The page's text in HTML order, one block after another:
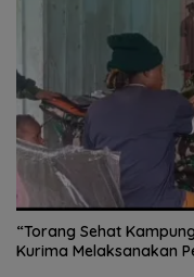
“Torang Sehat
Kurima Melaksanakan